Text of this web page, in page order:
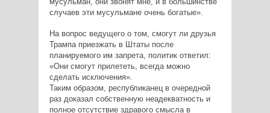
случаев эти мусульмане очень богатые».
На вопрос ведущего о том, смогут ли друзья
Трампа приезжать в Штаты после
планируемого им запрета, политик ответил:
«Они смогут прилететь, всегда можно
сделать исключения».
Таким образом, республиканец в очередной
раз доказал собственную неадекватность и
полное отсутствие здравого смысла в